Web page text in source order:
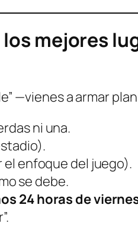
mejores
—vienes a armar
ni una.
el enfoque del juego).
se debe.
24 horas de